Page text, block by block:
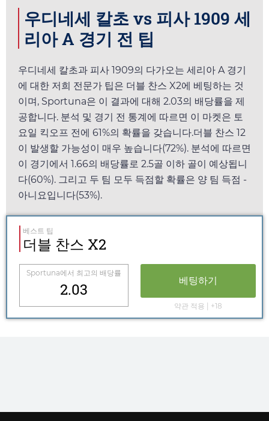
우디네세 칼초 vs 피사 1909 세
리아 A 경기 전 팁
우디네세 칼초과 피사 1909의 다가오는 세리아 A 경기
에 대한 저희 전문가 팁은 더블 찬스 X2에 베팅하는 것
이며, Sportuna은 이 결과에 대해 2.03의 배당률을 제
공합니다. 분석 및 경기 전 통계에 따르면 이 마켓은 토
요일 킥오프 전에 61%의 확률을 갖습니다.더블 찬스 12
이 발생할 가능성이 매우 높습니다(72%). 분석에 따르면
이 경기에서 1.66의 배당률로 2.5골 이하 골이 예상됩니
다(60%). 그리고 두 팀 모두 득점할 확률은 양 팀 득점 -
아니요입니다(53%).
베스트 팁
더블 찬스 X2
Sportuna에서 최고의 배당률
2.03 베팅하기
약관 적용 | +18